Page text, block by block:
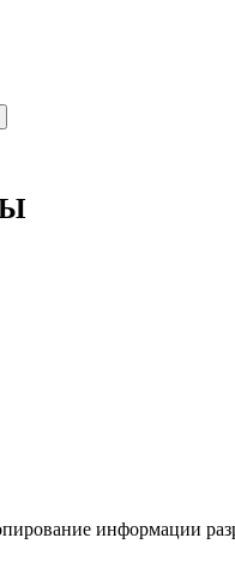
информации